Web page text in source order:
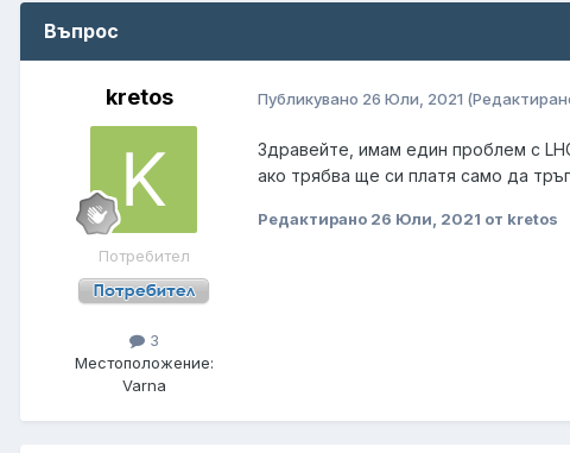
Въпрос
kretos
Потребител
3
Местоположение:
Varna
Публикувано 26 Юли, 2021
Здравейте, имам един проблем с
ако трябва ще си платя само да
Редактирано 26 Юли, 2021 от kretos